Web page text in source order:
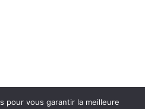
pour vous garantir la meilleure